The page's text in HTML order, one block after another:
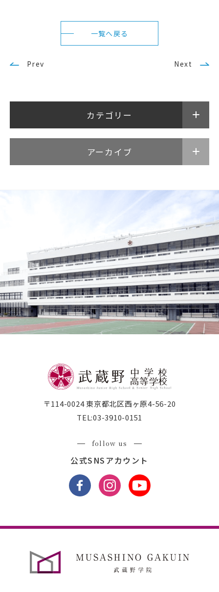
Prev
一覧へ戻る
Next
カテゴリー
アーカイブ
〒114-0024 東京都北区西ヶ原4-56-20
TEL:03-3910-0151
follow us
公式SNSアカウント